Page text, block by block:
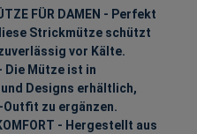
FÜR DAMEN - Perfekt
Strickmütze schützt
vor Kälte.
Die Mütze ist in
Designs erhältlich,
zu ergänzen.
- Hergestellt aus